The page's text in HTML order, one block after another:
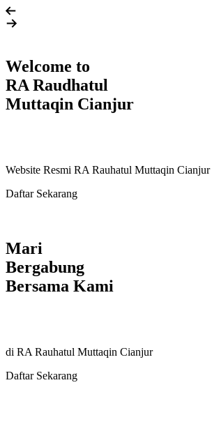
Welcome to
RA Raudhatul
Muttaqin Cianjur
Website Resmi RA Rauhatul Muttaqin Cianjur
Daftar Sekarang
Mari
Bergabung
Bersama Kami
di RA Rauhatul Muttaqin Cianjur
Daftar Sekarang